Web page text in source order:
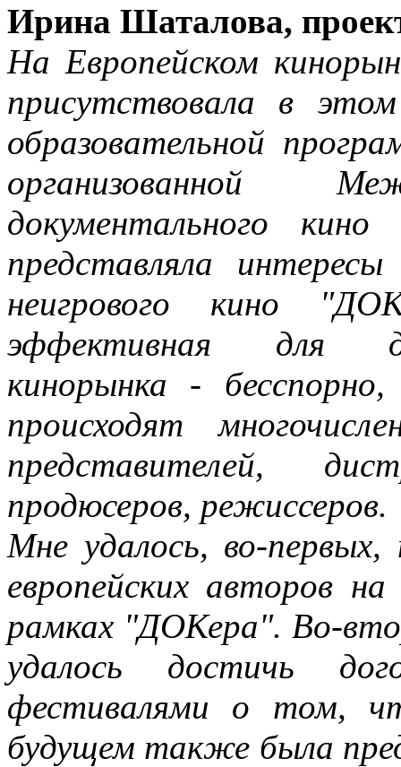
Ирина Шаталова,
На Европейском
присутствовала в
образовательной
организованной
документального
представляла
неигрового кино
эффективная для
кинорынка -
происходят
представителей,
продюсеров, режиссеров.
Мне удалось, во-
европейских авторов
рамках "ДОКера". Во-
удалось достичь
фестивалями о том,
будущем также была